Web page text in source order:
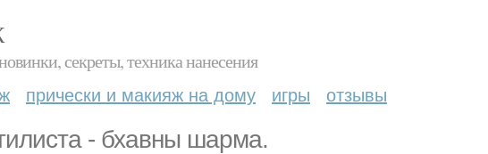
секреты, техника нанесения
прически и макияж на дому игры отзывы
- бхавны шарма.